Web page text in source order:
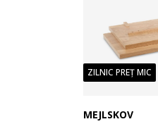
ZILNIC PREȚ MIC
MEJLSKOV